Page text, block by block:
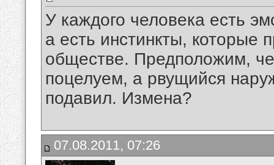
У каждого человека есть
а есть инстинкты, которые
обществе. Предположим,
поцелуем, а рвущийся
подавил. Измена?
07.08.2011, 07:26